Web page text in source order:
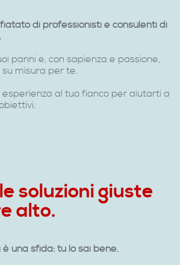
di professionisti e consulenti di
panni e, con sapienza e passione,
misura per te.
esperienza al tuo fianco per aiutarti a
soluzioni giuste
alto.
una sfida: tu lo sai bene.